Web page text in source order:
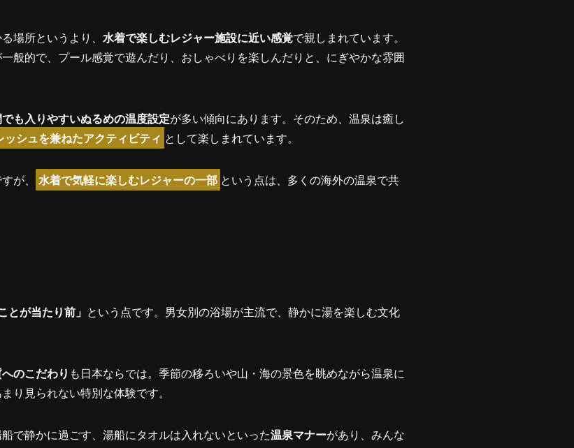
場所というより、 水着で楽しむレジャー施設に近い感覚で親しまれています。
般的で、プール感覚で遊んだり、おしゃべりを楽しんだりと、にぎやかな雰囲
も入りやすいぬるめの温度設定が多い傾向にあります。そのため、温泉は癒し
シュを兼ねたアクティビティ として楽しまれています。
が、 水着で気軽に楽しむレジャーの一部 という点は、多くの海外の温泉で共
とが当たり前」 という点です。男女別の浴場が主流で、静かに湯を楽しむ文化
のこだわり も日本ならでは。季節の移ろいや山・海の景色を眺めながら温泉に
り見られない特別な体験です。
で静かに過ごす、湯船にタオルは入れないといった温泉マナーがあり、みんな